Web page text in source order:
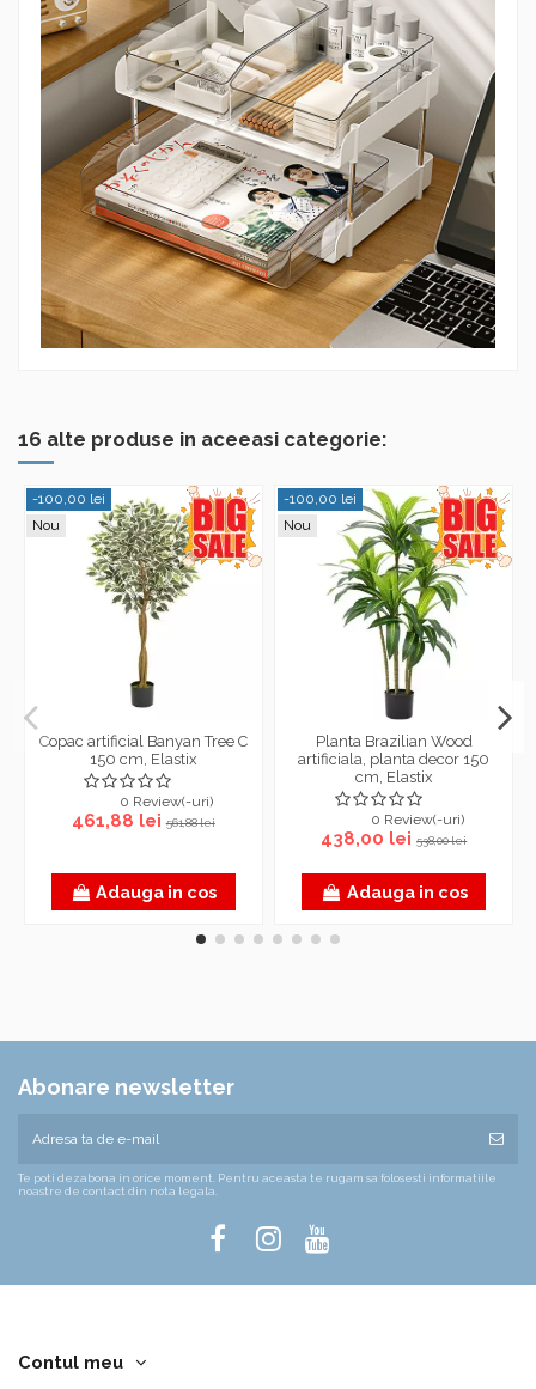
16 alte produse in aceeasi categorie:
-100,00 lei
Nou
Copac artificial Banyan Tree C
150 cm, Elastix
0 Review(-uri)
461,88 lei561,88 lei
Adauga in cos
-100,00 lei
Nou
Planta Brazilian Wood
artificiala, planta decor 150
cm, Elastix
0 Review(-uri)
438,00 lei538,00 lei
Adauga in cos
Abonare newsletter
Te poti dezabona in orice moment. Pentru aceasta te rugam sa folosesti informatiile
noastre de contact din nota legala.
Contul meu